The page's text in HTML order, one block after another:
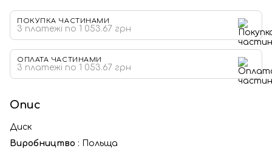
ПОКУПКА ЧАСТИНАМИ
3 платежі по 1 053.67 грн
ОПЛАТА ЧАСТИНАМИ
3 платежі по 1 053.67 грн
Опис
Диск
Виробництво : Польща